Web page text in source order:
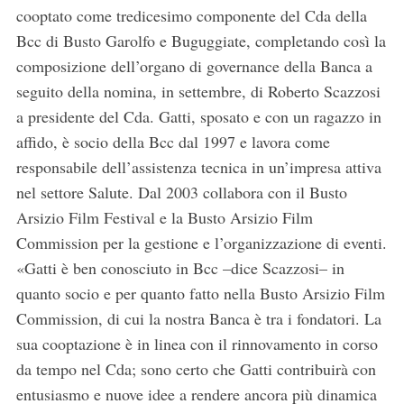
cooptato come tredicesimo componente del Cda della
Bcc di Busto Garolfo e Buguggiate, completando così la
composizione dell’organo di governance della Banca a
seguito della nomina, in settembre, di Roberto Scazzosi
a presidente del Cda. Gatti, sposato e con un ragazzo in
affido, è socio della Bcc dal 1997 e lavora come
responsabile dell’assistenza tecnica in un’impresa attiva
nel settore Salute. Dal 2003 collabora con il Busto
Arsizio Film Festival e la Busto Arsizio Film
Commission per la gestione e l’organizzazione di eventi.
«Gatti è ben conosciuto in Bcc –dice Scazzosi– in
quanto socio e per quanto fatto nella Busto Arsizio Film
Commission, di cui la nostra Banca è tra i fondatori. La
sua cooptazione è in linea con il rinnovamento in corso
da tempo nel Cda; sono certo che Gatti contribuirà con
entusiasmo e nuove idee a rendere ancora più dinamica